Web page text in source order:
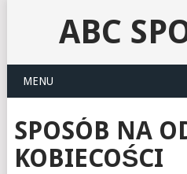
ABC
MENU
SPOSÓB NA
KOBIECOŚCI